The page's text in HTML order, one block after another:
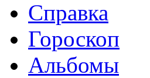
Справка
Гороскоп
Альбомы